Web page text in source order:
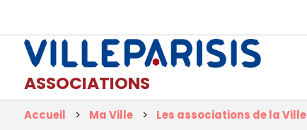
ASSOCIATIONS
Accueil Ma Ville Les associations de la Ville